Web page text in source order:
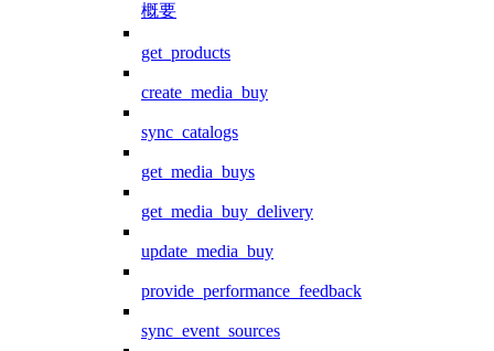
概要
get_products
create_media_buy
sync_catalogs
get_media_buys
get_media_buy_delivery
update_media_buy
provide_performance_feedback
sync_event_sources